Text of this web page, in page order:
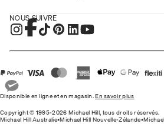
NOUS SUIVRE
Disponible en ligne et en magasin.En savoir plus
Copyright © 1995-2026 Michael Hill, tous droits réservés.
Michael Hill Australie•Michael Hill Nouvelle-Zélande•